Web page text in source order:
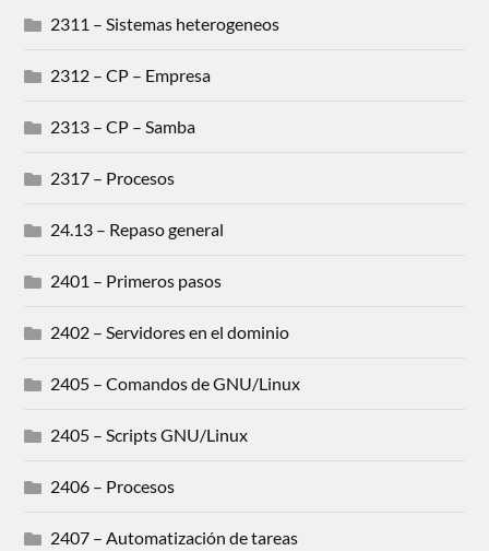
2311 – Sistemas heterogeneos
2312 – CP – Empresa
2313 – CP – Samba
2317 – Procesos
24.13 – Repaso general
2401 – Primeros pasos
2402 – Servidores en el dominio
2405 – Comandos de GNU/Linux
2405 – Scripts GNU/Linux
2406 – Procesos
2407 – Automatización de tareas